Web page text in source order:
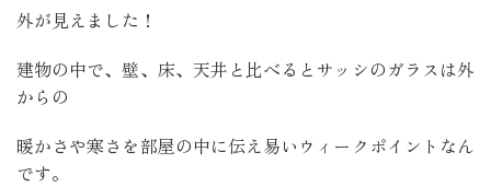
外が見えました！
建物の中で、壁、床、天井と比べるとサッシのガラスは外
からの
暖かさや寒さを部屋の中に伝え易いウィークポイントなん
です。